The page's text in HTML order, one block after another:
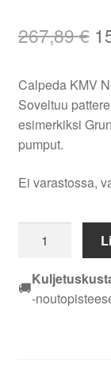
267,89€
Calpeda KMV
Soveltuu
esimerkiksi
pumput.
Ei varastossa,
KMV
NCE
EI
🚚
-